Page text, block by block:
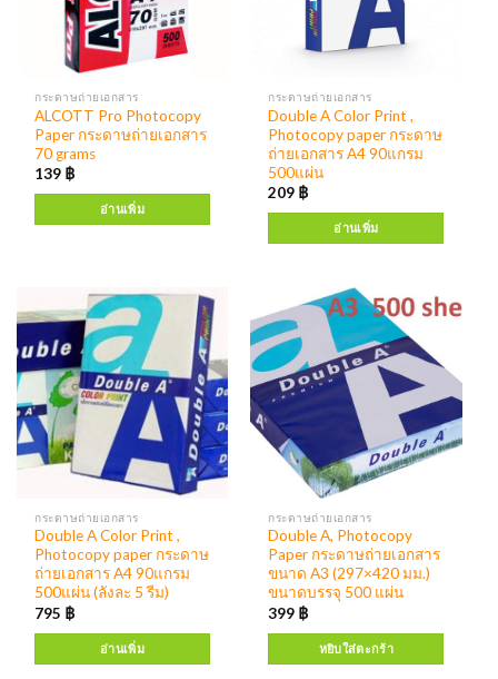
กระดาษถ่ายเอกสาร
ALCOTT Pro Photocopy
Paper กระดาษถ่ายเอกสาร
70 grams
139 ฿
อ่านเพิ่ม
กระดาษถ่ายเอกสาร
Double A Color Print ,
Photocopy paper กระดาษ
ถ่ายเอกสาร A4 90แกรม
500แผ่น
209 ฿
อ่านเพิ่ม
กระดาษถ่ายเอกสาร
Double A Color Print ,
Photocopy paper กระดาษ
ถ่ายเอกสาร A4 90แกรม
500แผ่น (ลังละ 5 รีม)
795 ฿
อ่านเพิ่ม
กระดาษถ่ายเอกสาร
Double A, Photocopy
Paper กระดาษถ่ายเอกสาร
ขนาด A3 (297×420 มม.)
ขนาดบรรจุ 500 แผ่น
399 ฿
หยิบใส่ตะกร้า